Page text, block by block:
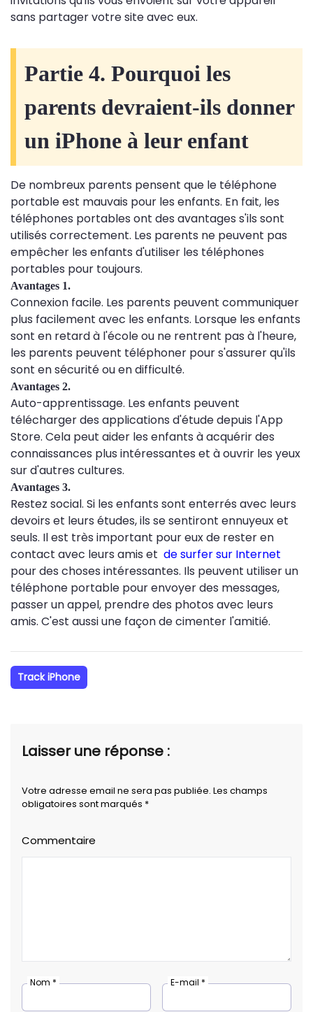
sans partager votre site avec eux.
Partie 4. Pourquoi les
parents devraient-ils donner
un iPhone à leur enfant
De nombreux parents pensent que le téléphone
portable est mauvais pour les enfants. En fait, les
téléphones portables ont des avantages s'ils sont
utilisés correctement. Les parents ne peuvent pas
empêcher les enfants d'utiliser les téléphones
portables pour toujours.
Avantages 1.
Connexion facile. Les parents peuvent communiquer
plus facilement avec les enfants. Lorsque les enfants
sont en retard à l'école ou ne rentrent pas à l'heure,
les parents peuvent téléphoner pour s'assurer qu'ils
sont en sécurité ou en difficulté.
Avantages 2.
Auto-apprentissage. Les enfants peuvent
télécharger des applications d'étude depuis l'App
Store. Cela peut aider les enfants à acquérir des
connaissances plus intéressantes et à ouvrir les yeux
sur d'autres cultures.
Avantages 3.
Restez social. Si les enfants sont enterrés avec leurs
devoirs et leurs études, ils se sentiront ennuyeux et
seuls. Il est très important pour eux de rester en
contact avec leurs amis et de surfer sur Internet
pour des choses intéressantes. Ils peuvent utiliser un
téléphone portable pour envoyer des messages,
passer un appel, prendre des photos avec leurs
amis. C'est aussi une façon de cimenter l'amitié.
Track iPhone
Laisser une réponse :
Votre adresse email ne sera pas publiée. Les champs
obligatoires sont marqués *
Commentaire
Nom * E-mail *